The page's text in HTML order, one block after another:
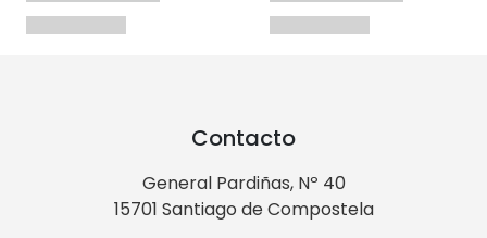
Contacto
General Pardiñas, Nº 40
15701 Santiago de Compostela